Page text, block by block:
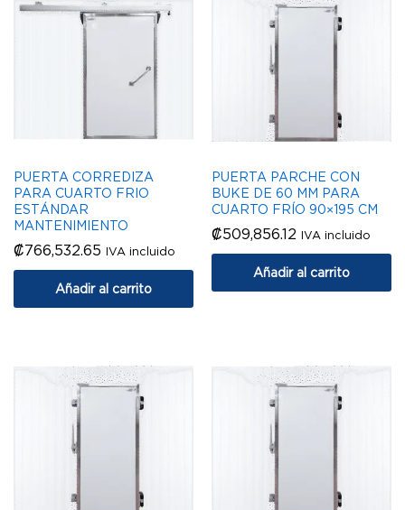
PUERTA CORREDIZA
PARA CUARTO FRIO
ESTÁNDAR
MANTENIMIENTO
₡766,532.65 IVA incluido
Añadir al carrito
PUERTA PARCHE CON
BUKE DE 60 MM PARA
CUARTO FRÍO 90×195 CM
₡509,856.12 IVA incluido
Añadir al carrito